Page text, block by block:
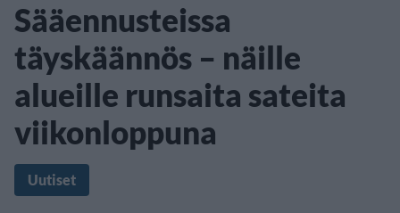
Sääennusteissa
täyskäännös – näille
alueille runsaita sateita
viikonloppuna
Uutiset